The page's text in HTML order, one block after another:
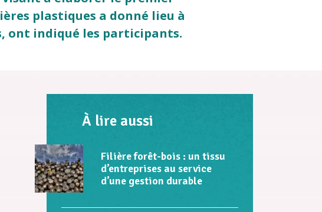
plastiques a donné lieu à
ont indiqué les participants.
À lire aussi
Filière forêt-bois : un tissu
d’entreprises au service
d’une gestion durable